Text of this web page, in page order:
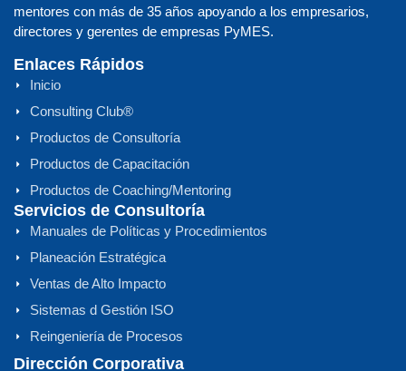
mentores con más de 35 años apoyando a los empresarios,
directores y gerentes de empresas PyMES.
Enlaces Rápidos
Inicio
Consulting Club®
Productos de Consultoría
Productos de Capacitación
Productos de Coaching/Mentoring
Servicios de Consultoría
Manuales de Políticas y Procedimientos
Planeación Estratégica
Ventas de Alto Impacto
Sistemas d Gestión ISO
Reingeniería de Procesos
Dirección Corporativa